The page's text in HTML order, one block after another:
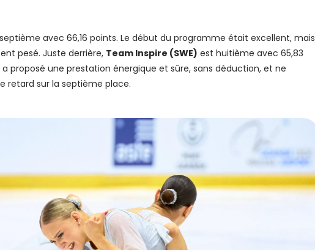
avec 66,16 points. Le début du programme était excellent, mais
pesé. Juste derrière, Team Inspire (SWE) est huitième avec 65,83
a proposé une prestation énergique et sûre, sans déduction, et ne
retard sur la septième place.